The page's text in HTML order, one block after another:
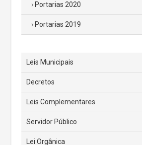
Portarias 2020
Portarias 2019
Leis Municipais
Decretos
Leis Complementares
Servidor Público
Lei Orgânica